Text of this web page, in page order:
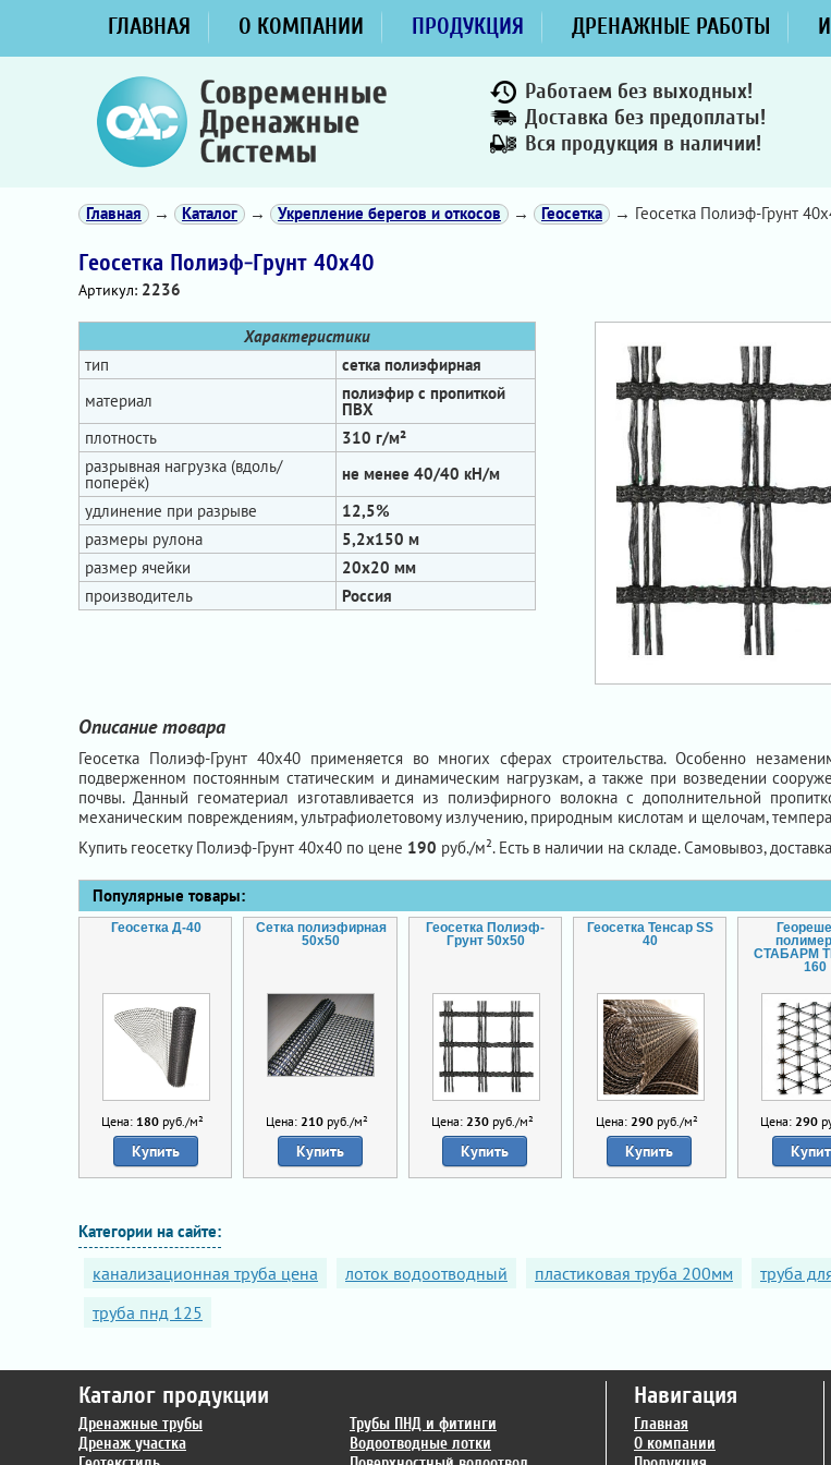
ГЛАВНАЯ О КОМПАНИИ ПРОДУКЦИЯ ДРЕНАЖНЫЕ РАБОТЫ
Работаем без выходных!
Доставка без предоплаты!
Вся продукция в наличии!
Главная → Каталог → Укрепление берегов и откосов → Геосетка → Геосетка Полиэф-Грунт
Геосетка Полиэф-Грунт 40х40
Артикул: 2236
Характеристики
тип
сетка полиэфирная
материал
полиэфир с пропиткой
ПВХ
плотность
310 г/м²
разрывная нагрузка (вдоль/
поперёк)
не менее 40/40 кН/м
удлинение при разрыве
12,5%
размеры рулона
5,2х150 м
размер ячейки
20x20 мм
производитель
Россия
Описание товара
Геосетка Полиэф-Грунт 40х40 применяется во многих сферах строительства. Особенно
подверженном постоянным статическим и динамическим нагрузкам, а также при возведении
почвы. Данный геоматериал изготавливается из полиэфирного волокна с дополнительной
механическим повреждениям, ультрафиолетовому излучению, природным кислотам и щелочам,
Купить геосетку Полиэф-Грунт 40х40 по цене 190 руб./м². Есть в наличии на складе. Самовывоз,
Популярные товары:
Геосетка Д-40
Цена: 180 руб./м²
Купить
Сетка полиэфирная
50х50
Цена:210 руб./м²
Купить
Геосетка Полиэф-
Грунт 50х50
Цена: 230руб./м²
Купить
Геосетка Тенсар SS
40
Цена: 290руб./м²
Купить
СТАБАРМ
160
Цена:290
Категории на сайте:
канализационная труба цена лоток водоотводный пластиковая труба 200мм труба
труба пнд 125
Каталог продукции
Дренажные трубы
Дренаж участка
Трубы ПНД и фитинги
Водоотводные лотки
Навигация
Главная
О компании